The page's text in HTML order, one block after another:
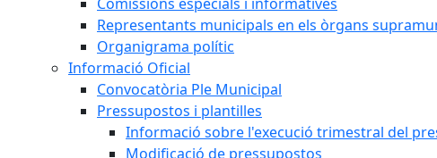
Representants municipals en els òrgans
Organigrama polític
Informació Oficial
Convocatòria Ple Municipal
Pressupostos i plantilles
Informació sobre l'execució trimestral del
Modificació de pressupostos